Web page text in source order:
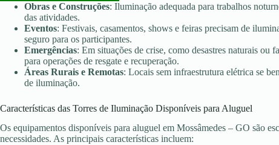
Obras e Construções: Iluminação adequada para trabalhos
das atividades.
Eventos: Festivais, casamentos, shows e feiras precisam de
seguro para os participantes.
Emergências: Em situações de crise, como desastres naturais ou
para operações de resgate e recuperação.
Áreas Rurais e Remotas: Locais sem infraestrutura elétrica se
de iluminação.
Características das Torres de Iluminação Disponíveis para Aluguel
Os equipamentos disponíveis para aluguel em Mossâmedes – GO são
necessidades. As principais características incluem: